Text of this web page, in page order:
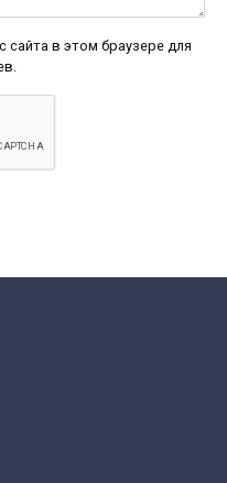
сайта в этом браузере для